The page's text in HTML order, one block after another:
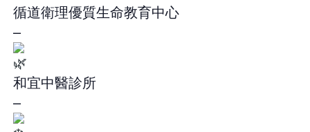
循道衛理優質生命教育中心
–
和宜中醫診所
–